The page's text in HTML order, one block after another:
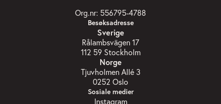
Org.nr: 556795-4788
Besøksadresse
Sverige
Rålambsvägen 17
112 59 Stockholm
Norge
Tjuvholmen Allé 3
0252 Oslo
Sosiale medier
Instagram